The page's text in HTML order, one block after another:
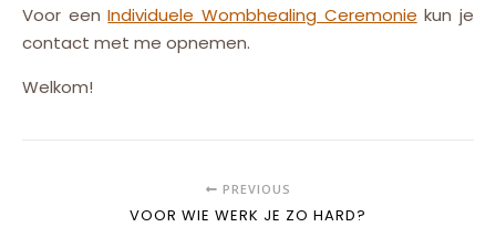
Voor eenIndividuele Wombhealing Ceremonie kun je
contact met me opnemen.
Welkom!
PREVIOUS
VOOR WIE WERK JE ZO HARD?